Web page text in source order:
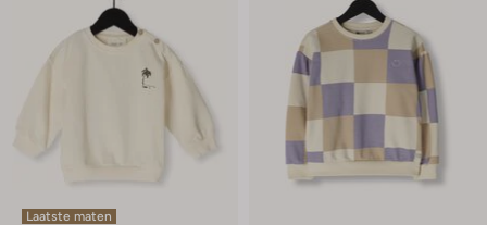
Laatste maten